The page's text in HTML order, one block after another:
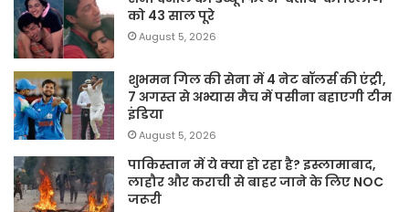
को 43 साल पूरे
August 5, 2026
शुभमन गिल की सेना में 4 नेट बॉलर्स की एंट्री,
7 अगस्त से अभ्यास मैच में पसीना बहाएगी टीम
इंडिया
August 5, 2026
पाकिस्तान में ये क्या हो रहा है? इस्लामाबाद,
लाहौर और कराची से बाहर जाने के लिए NOC
जरूरी